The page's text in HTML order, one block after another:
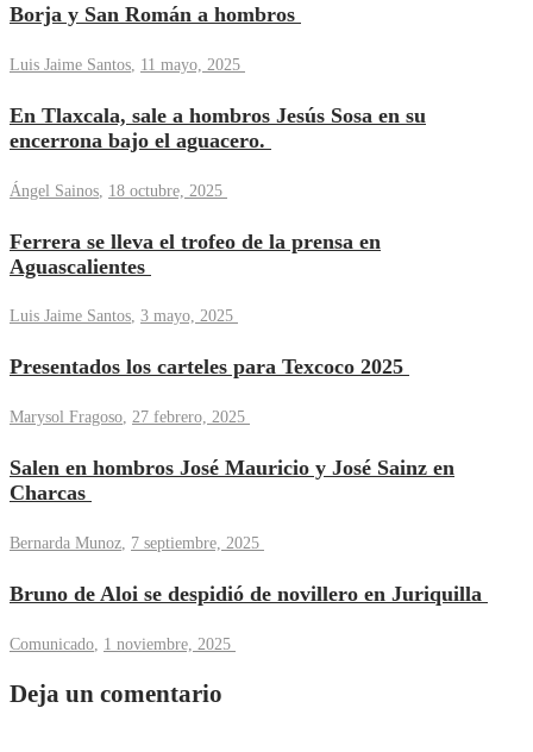
Borja y San Román a hombros
Luis Jaime Santos 11 mayo, 2025
En Tlaxcala, sale a hombros Jesús Sosa en su
encerrona bajo el aguacero.
Ángel Sainos 18 octubre, 2025
Ferrera se lleva el trofeo de la prensa en
Aguascalientes
Luis Jaime Santos, 3 mayo, 2025
Presentados los carteles para Texcoco 2025
Marysol Fragoso, 27 febrero, 2025
Salen en hombros José Mauricio y José Sainz en
Charcas
Bernarda Munoz, 7 septiembre, 2025
Bruno de Aloi se despidió de novillero en Juriquilla
Comunicado, 1 noviembre, 2025
Deja un comentario